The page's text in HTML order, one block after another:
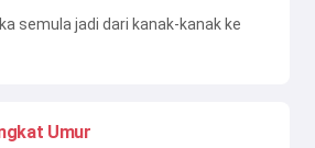
semula jadi dari kanak-kanak ke
Umur